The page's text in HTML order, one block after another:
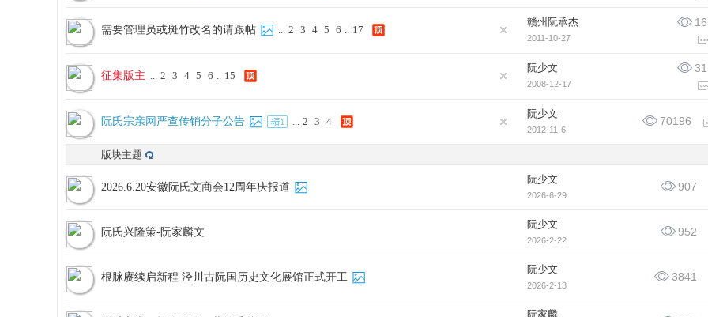
网
需要管理员或斑竹改名的请跟帖 2 3 4 5 6 17
赣州阮承杰
2011-10-27
征集版主 2 3 4 5 6 15
阮少文
2008-12-17
阮氏宗亲网严查传销分子公告 2 3 4
阮少文
2012-11-6
70196
版块主题
2026.6.20安徽阮氏文商会12周年庆报道
阮少文
2026-6-29
907
阮氏兴隆策-阮家麟文
阮少文
2026-2-22
952
根脉赓续启新程 泾川古阮国历史文化展馆正式开工
阮少文
2026-2-13
3841
阮家麟